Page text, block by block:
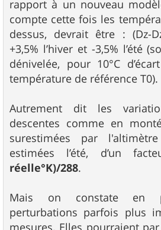
rapport à un nouveau
compte cette fois les
dessus, devrait être : (Dz-
+3,5% l’hiver et -3,5% l’été
dénivelée, pour 10°C
température de référence T0).
Autrement dit les
descentes comme en
surestimées par
estimées l’été, d’un
réelle°K)/288.
Mais on constate en
perturbations parfois plus
mesures. Elles pourraient